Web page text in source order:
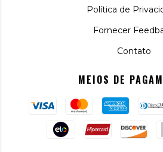
Política de
Fornecer
Contato
MEIOS DE